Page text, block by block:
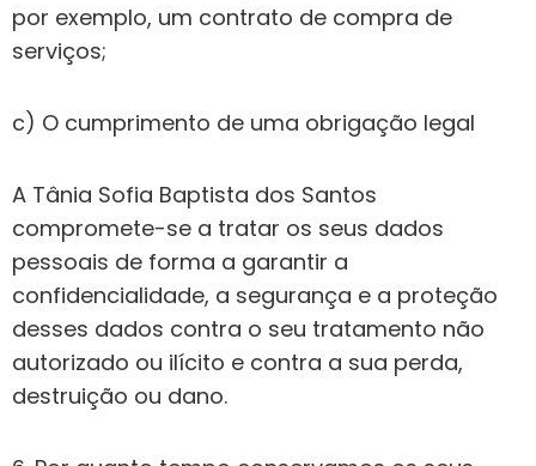
por exemplo, um contrato de compra de
serviços;
c) O cumprimento de uma obrigação legal
A Tânia Sofia Baptista dos Santos
compromete-se a tratar os seus dados
pessoais de forma a garantir a
confidencialidade, a segurança e a proteção
desses dados contra o seu tratamento não
autorizado ou ilícito e contra a sua perda,
destruição ou dano.